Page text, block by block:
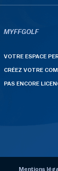
MYFFGOLF
VOTRE ESPACE
CRÉEZ VOTRE
PAS ENCORE
Mentions